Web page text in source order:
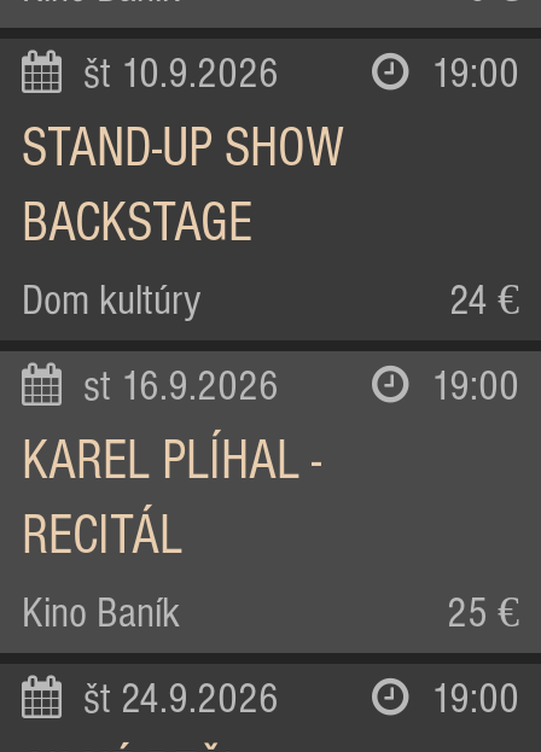
št 10.9.2026 19:00
STAND-UP SHOW
BACKSTAGE
Dom kultúry 24 €
st 16.9.2026 19:00
KAREL PLÍHAL -
RECITÁL
Kino Baník 25 €
št 24.9.2026 19:00